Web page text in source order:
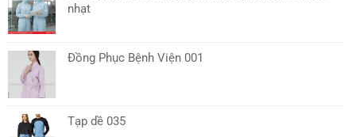
nhạt
Đồng Phục Bệnh Viện 001
Tạp dề 035